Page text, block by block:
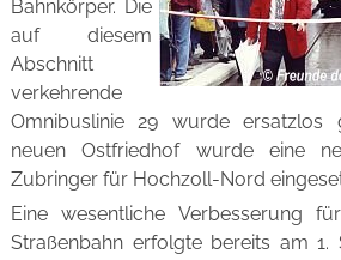
Bahnkörper. Die
auf diesem
Abschnitt
verkehrende
Omnibuslinie 29 wurde ersatzlos
neuen Ostfriedhof wurde eine
Zubringer für Hochzoll-Nord
Eine wesentliche Verbesserung
Straßenbahn erfolgte bereits am 1.